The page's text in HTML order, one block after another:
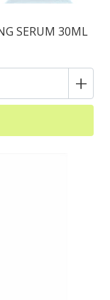
SERUM 30ML
+